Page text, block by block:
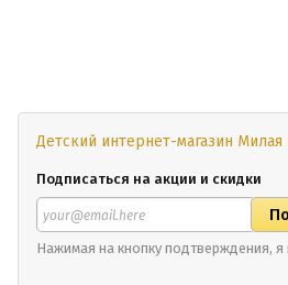
Детский интернет-магазин
Подписаться на акции и скидки
Нажимая на кнопку подтверждения,